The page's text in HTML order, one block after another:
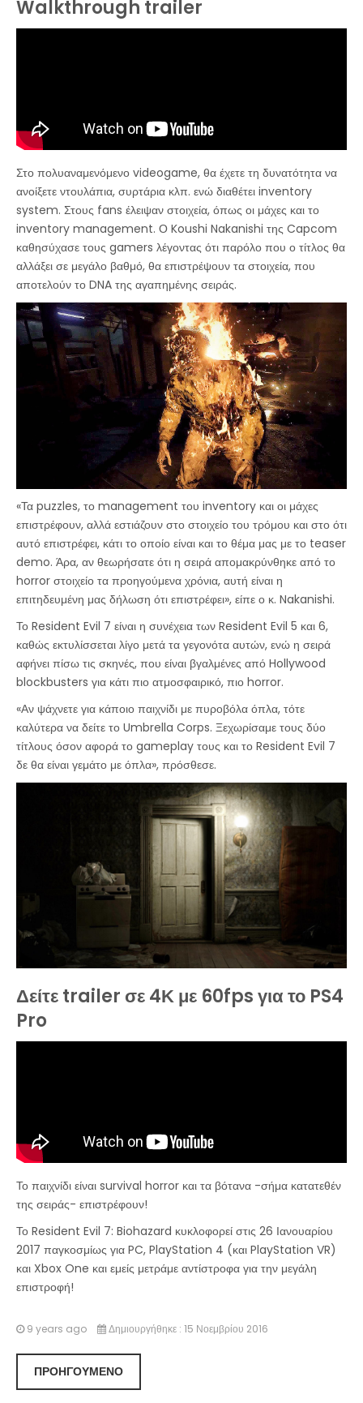
Walkthrough trailer
Στο πολυαναμενόμενο videogame, θα έχετε τη δυνατότητα να
ανοίξετε ντουλάπια, συρτάρια κλπ. ενώ διαθέτει inventory
system. Στους fans έλειψαν στοιχεία, όπως οι μάχες και το
inventory management. Ο Koushi Nakanishi της Capcom
καθησύχασε τους gamers λέγοντας ότι παρόλο που ο τίτλος θα
αλλάξει σε μεγάλο βαθμό, θα επιστρέψουν τα στοιχεία, που
αποτελούν το DNA της αγαπημένης σειράς.
«Τα puzzles, το management του inventory και οι μάχες
επιστρέφουν, αλλά εστιάζουν στο στοιχείο του τρόμου και στο ότι
αυτό επιστρέφει, κάτι το οποίο είναι και το θέμα μας με το teaser
demo. Άρα, αν θεωρήσατε ότι η σειρά απομακρύνθηκε από το
horror στοιχείο τα προηγούμενα χρόνια, αυτή είναι η
επιτηδευμένη μας δήλωση ότι επιστρέφει», είπε ο κ. Nakanishi.
Το Resident Evil 7 είναι η συνέχεια των Resident Evil 5 και 6,
καθώς εκτυλίσσεται λίγο μετά τα γεγονότα αυτών, ενώ η σειρά
αφήνει πίσω τις σκηνές, που είναι βγαλμένες από Hollywood
blockbusters για κάτι πιο ατμοσφαιρικό, πιο horror.
«Αν ψάχνετε για κάποιο παιχνίδι με πυροβόλα όπλα, τότε
καλύτερα να δείτε το Umbrella Corps. Ξεχωρίσαμε τους δύο
τίτλους όσον αφορά το gameplay τους και το Resident Evil 7
δε θα είναι γεμάτο με όπλα», πρόσθεσε.
Δείτε trailer σε 4Κ με 60fps για το PS4
Pro
Το παιχνίδι είναι survival horror και τα βότανα -σήμα κατατεθέν
της σειράς- επιστρέφουν!
Το Resident Evil 7: Biohazard κυκλοφορεί στις 26 Ιανουαρίου
2017 παγκοσμίως για PC, PlayStation 4 (και PlayStation VR)
και Xbox One και εμείς μετράμε αντίστροφα για την μεγάλη
επιστροφή!
9 years ago Δημιουργήθηκε : 15 Νοεμβρίου 2016
ΠΡΟΗΓΟΎΜΕΝΟ